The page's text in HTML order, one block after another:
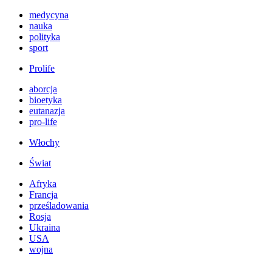
medycyna
nauka
polityka
sport
Prolife
aborcja
bioetyka
eutanazja
pro-life
Włochy
Świat
Afryka
Francja
prześladowania
Rosja
Ukraina
USA
wojna